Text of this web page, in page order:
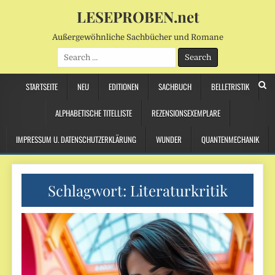
LESEPROBEN.net
Außergewöhnliche Sachbücher und Romane
Search
for:
STARTSEITE NEU EDITIONEN SACHBUCH BELLETRISTIK
ALPHABETISCHE TITELLISTE REZENSIONSEXEMPLARE
IMPRESSUM U. DATENSCHUTZERKLÄRUNG WUNDER QUANTENMECHANIK
Schlagwort: Literaturkritik